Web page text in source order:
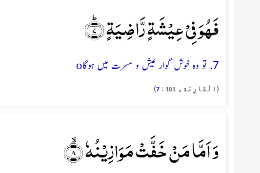
فَہُوَ فِیۡ عِیۡشَۃٍ رَّاضِیَۃٍ ؕ﴿۷﴾
7. تو وہ خوش گوار عیش و مسرت میں ہوگا o
(الْقَارِعَة، 101
:
7
)
وَ اَمَّا مَنۡ خَفَّتۡ مَوَازِیۡنُہٗ ۙ﴿۸﴾